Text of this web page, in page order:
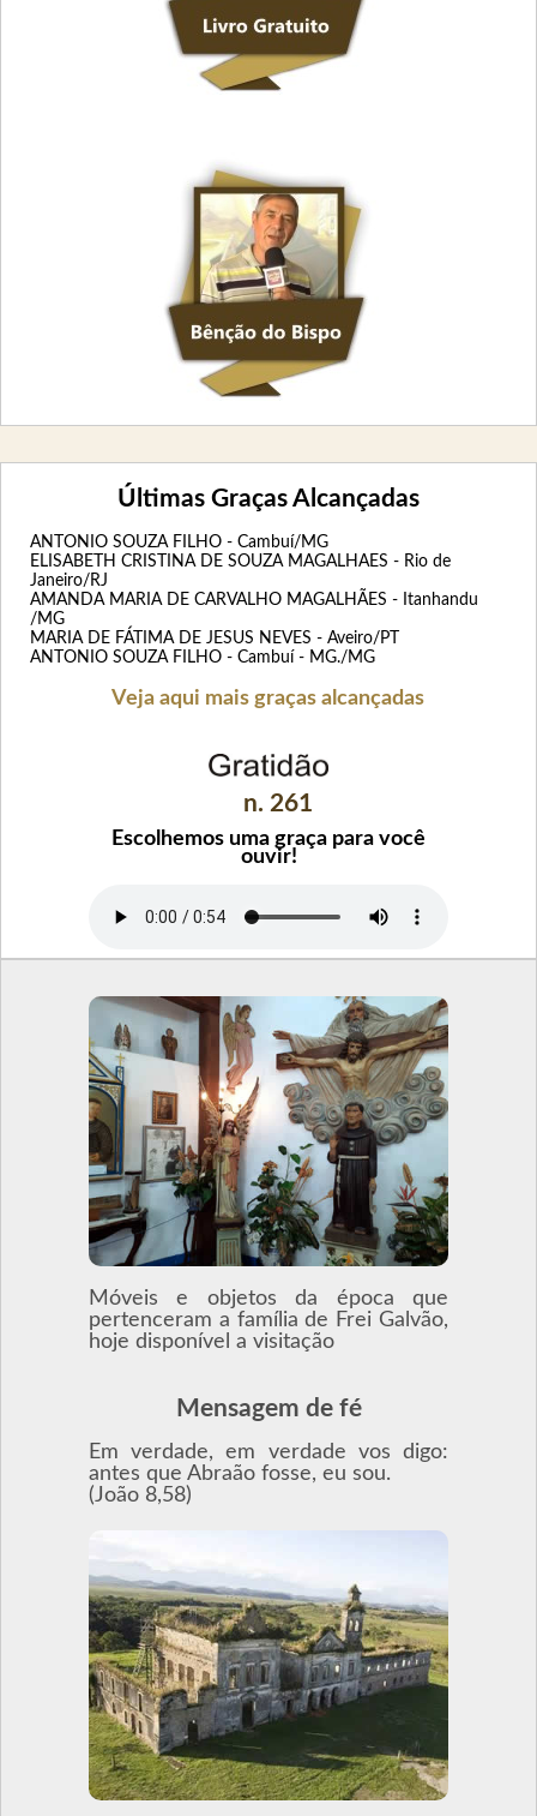
Últimas Graças Alcançadas
ANTONIO SOUZA FILHO - Cambuí/MG
ELISABETH CRISTINA DE SOUZA MAGALHAES - Rio de
Janeiro/RJ
AMANDA MARIA DE CARVALHO MAGALHÃES - Itanhandu
/MG
MARIA DE FÁTIMA DE JESUS NEVES - Aveiro/PT
ANTONIO SOUZA FILHO - Cambuí - MG./MG
Veja aqui mais graças alcançadas
n. 261
Escolhemos uma graça para você
ouvir!
Móveis e objetos da época que
pertenceram a família de Frei Galvão,
hoje disponível a visitação
Mensagem de fé
Em verdade, em verdade vos digo:
antes que Abraão fosse, eu sou.
(João 8,58)